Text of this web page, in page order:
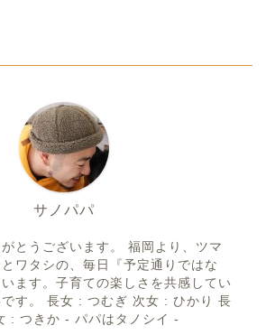
サノパパ
とうございます。 福岡より、ツマ
ワタシの、毎日『予定通りではな
ます。子育ての楽しさを共感してい
す。 長女 : つむぎ 次女 : ひかり 長
: つきか - パパはタノシイ -